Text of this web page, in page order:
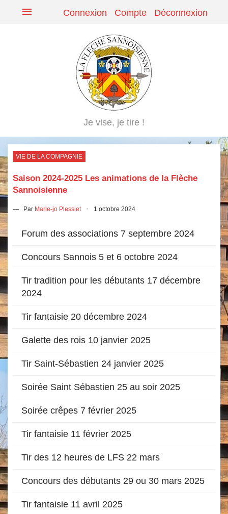
Connexion Compte Déconnexion
Je vise, je tire !
menu
VIE DE LA COMPAGNIE
Saison 2024-2025 Les animations de la Flèche
Sannoisienne
— Par Marie-jo Plessiet 1 octobre 2024
Forum des associations 7 septembre 2024
Concours Sannois 5 et 6 octobre 2024
Tir tradition pour les débutants 17 décembre
2024
Tir fantaisie 20 décembre 2024
Galette des rois 10 janvier 2025
Tir Saint-Sébastien 24 janvier 2025
Soirée Saint Sébastien 25 au soir 2025
Soirée crêpes 7 février 2025
Tir fantaisie 11 février 2025
Tir des 12 heures de LFS 22 mars
Concours des débutants 29 ou 30 mars 2025
Tir fantaisie 11 avril 2025